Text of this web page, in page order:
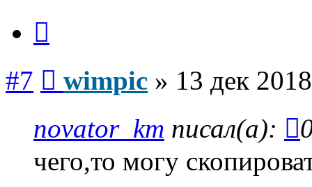
#7 wimpic » 13 дек
novator_km писал(а):
чего,то могу